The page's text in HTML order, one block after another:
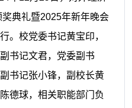
典礼暨2025年新年晚会
。校党委书记黄宝印，
书记文君，党委副书
书记张小锋，副校长黄
德球，相关职能部门负